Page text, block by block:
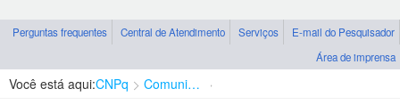
Perguntas frequentes Central de Atendimento Serviços
E-mail do Pesquisador
Área de imprensa
Você está aqui:CNPq Comunicação